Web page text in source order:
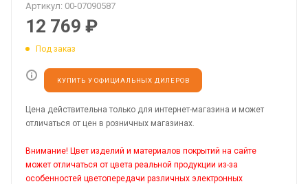
Артикул: 00-07090587
12 769 ₽
Под заказ
КУПИТЬ У ОФИЦИАЛЬНЫХ ДИЛЕРОВ
Цена действительна только для интернет-магазина и может
отличаться от цен в розничных магазинах.
Внимание! Цвет изделий и материалов покрытий на сайте
может отличаться от цвета реальной продукции из-за
особенностей цветопередачи различных электронных